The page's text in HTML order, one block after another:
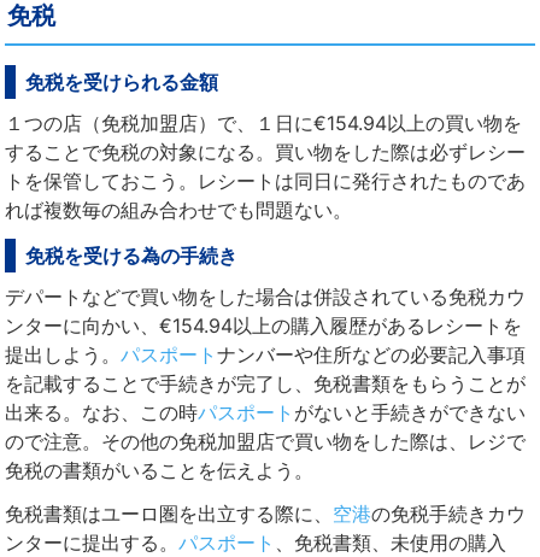
免税
免税を受けられる金額
１つの店（免税加盟店）で、１日に€154.94以上の買い物を
することで免税の対象になる。買い物をした際は必ずレシー
トを保管しておこう。レシートは同日に発行されたものであ
れば複数毎の組み合わせでも問題ない。
免税を受ける為の手続き
デパートなどで買い物をした場合は併設されている免税カウ
ンターに向かい、€154.94以上の購入履歴があるレシートを
提出しよう。 パスポート ナンバーや住所などの必要記入事項
を記載することで手続きが完了し、免税書類をもらうことが
出来る。なお、この時パスポート がないと手続きができない
ので注意。その他の免税加盟店で買い物をした際は、レジで
免税の書類がいることを伝えよう。
免税書類はユーロ圏を出立する際に、 空港の免税手続きカウ
ンターに提出する。 パスポート 、免税書類、未使用の購入